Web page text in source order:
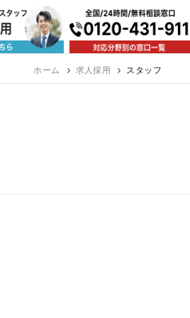
神戸 福岡
万以上）ホーム 求人採用 スタッフ